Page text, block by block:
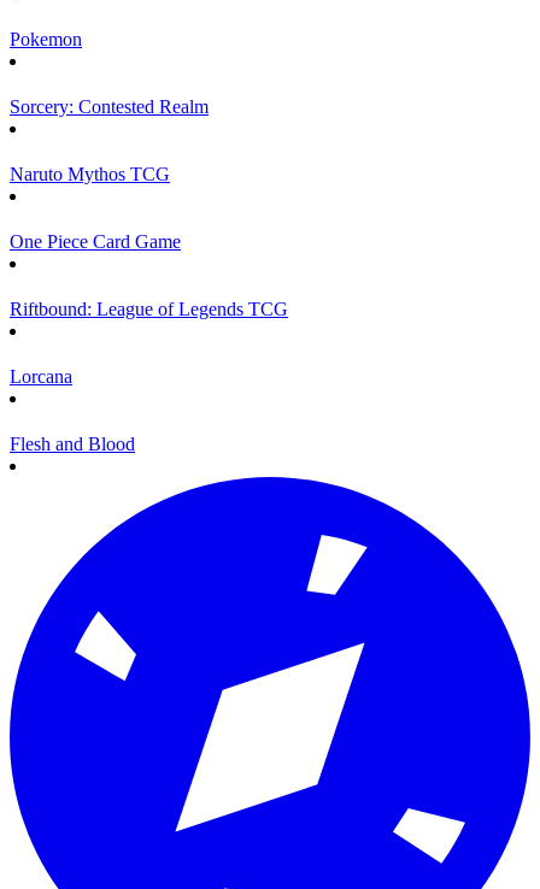
Pokemon
Sorcery: Contested Realm
Naruto Mythos TCG
One Piece Card Game
Riftbound: League of Legends TCG
Lorcana
Flesh and Blood